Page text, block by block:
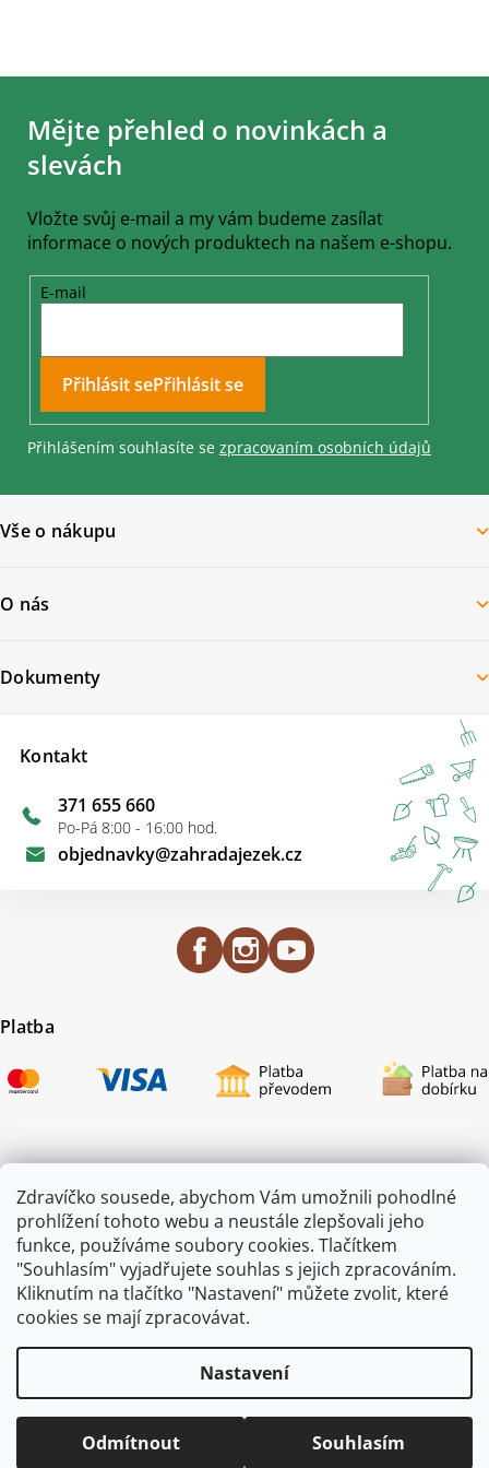
Zdravíčko sousede, abychom Vám umožnili pohodlné
prohlížení tohoto webu a neustále zlepšovali jeho
funkce, používáme soubory cookies. Tlačítkem
"Souhlasím" vyjadřujete souhlas s jejich zpracováním.
Kliknutím na tlačítko "Nastavení" můžete zvolit, které
cookies se mají zpracovávat.
Nastavení
Odmítnout Souhlasím
Z
Mějte přehled o novinkách a
slevách
Vložte svůj e-mail a my vám budeme zasílat
informace o nových produktech na našem e-shopu.
E-mail
Přihlásit se
Přihlášením souhlasíte se zpracovaním osobních údajů
Vše o nákupu
O nás
Kontakt
objednavky@zahradajezek.cz
371 655 660
Po-Pá 8:00 - 16:00 hod.
Dokumenty
Platba
Certifikace
Vytvořil Shoptet mime digital